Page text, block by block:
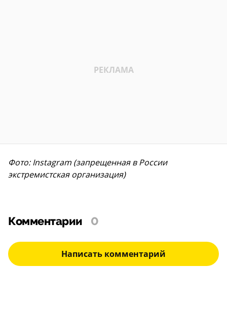
Фото: Instagram (запрещенная в России
экстремистская организация)
Комментарии 0
Написать комментарий